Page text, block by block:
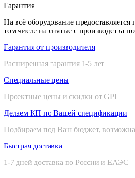
Гарантия
На всё оборудование предоставляется
том числе на снятые с производства
Гарантия от производителя
Расширенная гарантия 1-5 лет
Специальные цены
Проектные цены и скидки от GPL
Делаем КП по Вашей спецификации
Подбираем под Ваш бюджет, возможна
Быстрая доставка
1-7 дней доставка по России и ЕАЭС